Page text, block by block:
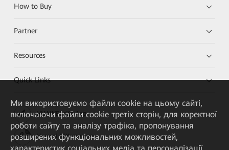
How to Buy
Partner
Resources
Quick Links
HUAWEI eKit App
Huawei HiKnow App
Ми використовуємо файли cookie на цьому сайті,
включаючи файли cookie третіх сторін, для коректної
роботи сайту та аналізу трафіка, пропонування
розширених функціональних можливостей,